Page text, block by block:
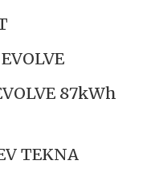
87kWh
TEKNA